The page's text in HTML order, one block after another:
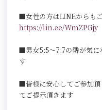
■女性の方はLINEからも
https://lin.ee/WmZPGjy
■男女5:5～7:7の隣が気
す
■皆様に安心してご参加
てご提示頂きます